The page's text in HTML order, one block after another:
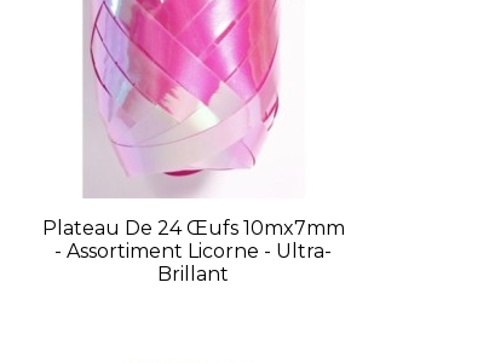
Plateau De 24 Œufs 10mx7mm
- Assortiment Licorne - Ultra-
Brillant